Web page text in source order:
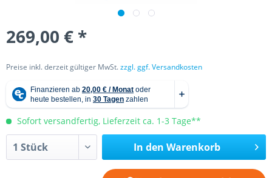
269,00 € *
Preise inkl. derzeit gültiger MwSt.zzgl. ggf. Versandkosten
Sofort versandfertig, Lieferzeit ca. 1-3 Tage**
In den Warenkorb